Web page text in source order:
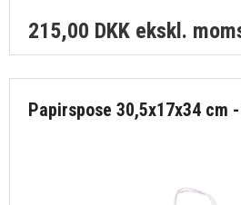
215,00 DKK ekskl.
Papirspose 30,5x17x34 cm